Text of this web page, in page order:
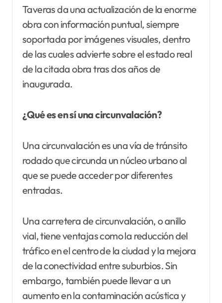
Taveras da una actualización de la enorme
obra con información puntual, siempre
soportada por imágenes visuales, dentro
de las cuales advierte sobre el estado real
de la citada obra tras dos años de
inaugurada.
¿Qué es en sí una circunvalación?
Una circunvalación es una vía de tránsito
rodado que circunda un núcleo urbano al
que se puede acceder por diferentes
entradas.
Una carretera de circunvalación, o anillo
vial, tiene ventajas como la reducción del
tráfico en el centro de la ciudad y la mejora
de la conectividad entre suburbios. Sin
embargo, también puede llevar a un
aumento en la contaminación acústica y